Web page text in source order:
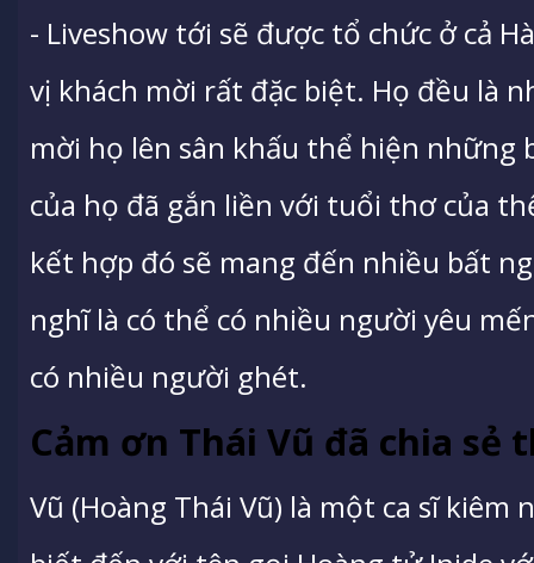
- Liveshow tới sẽ được tổ chức ở cả
vị khách mời rất đặc biệt. Họ đều là
mời họ lên sân khấu thể hiện những
của họ đã gắn liền với tuổi thơ của
kết hợp đó sẽ mang đến nhiều bất
nghĩ là có thể có nhiều người yêu
có nhiều người ghét.
Cảm ơn Thái Vũ đã chia sẻ
Vũ (Hoàng Thái Vũ) là một ca sĩ kiêm